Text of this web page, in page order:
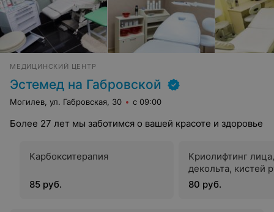
МЕДИЦИНСКИЙ ЦЕНТР
Эстемед на Габровской
Могилев, ул. Габровская, 30 с 09:00
Более 27 лет мы заботимся о вашей красоте и здоровье
Карбокситерапия
85 руб.
Криолифтинг
декольта, кистей
80 руб.